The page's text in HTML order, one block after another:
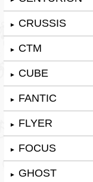
► CRUSSIS
► CTM
► CUBE
► FANTIC
► FLYER
► FOCUS
► GHOST